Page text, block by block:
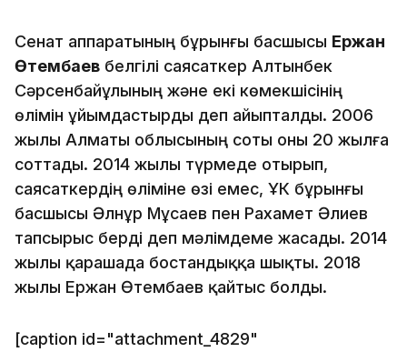
Сенат аппаратының бұрынғы басшысы Ержан
Өтембаев белгілі саясаткер Алтынбек
Сәрсенбайұлының және екі көмекшісінің
өлімін ұйымдастырды деп айыпталды. 2006
жылы Алматы облысының соты оны 20 жылға
соттады. 2014 жылы түрмеде отырып,
саясаткердің өліміне өзі емес, ҰҚК бұрынғы
басшысы Әлнұр Мұсаев пен Рахамет Әлиев
тапсырыс берді деп мәлімдеме жасады. 2014
жылы қарашада бостандыққа шықты. 2018
жылы Ержан Өтембаев қайтыс болды.
[caption id="attachment_4829"